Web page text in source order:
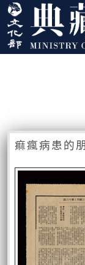
跳到主要內容
:::
痲瘋病患的